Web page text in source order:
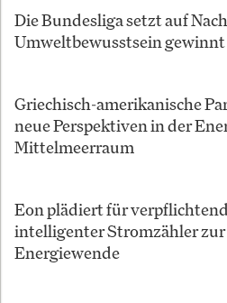
Die Bundesliga setzt auf
Umweltbewusstsein
Griechisch-amerikanische
neue Perspektiven in der
Mittelmeerraum
Eon plädiert für
intelligenter Stromzähler
Energiewende